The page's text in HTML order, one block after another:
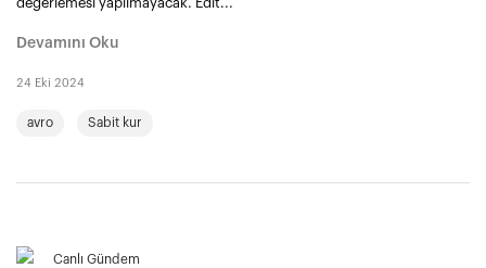
Devamını Oku
24 Eki 2024
avro Sabit kur
Canlı Gündem